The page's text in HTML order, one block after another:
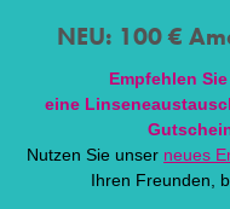
NEU: 100 €
Empfehlen
eine Linsen
Nutzen Sie unser neues
Ihren Freunden,